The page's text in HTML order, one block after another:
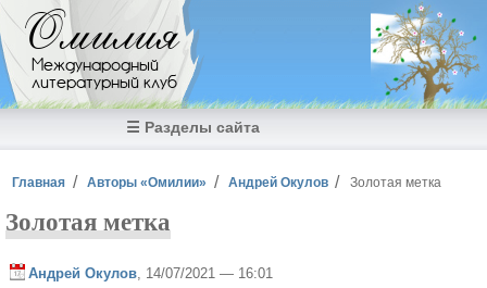
Перейти к основному содержанию
Омилия
Международный
литературный клуб
☰ Разделы сайта
Вы здесь
Главная Авторы «Омилии» Андрей Окулов Золотая метка
Золотая метка
Андрей Окулов , 14/07/2021 — 16:01